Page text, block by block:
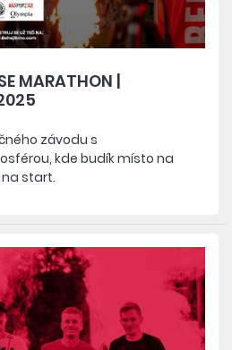
MARATHON |
závodu s
kde budík místo na
start.